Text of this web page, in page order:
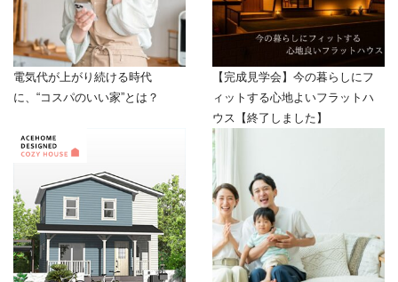
電気代が上がり続ける時代
に、“コスパのいい家”とは？
【完成見学会】今の暮らしにフ
ィットする心地よいフラットハ
ウス【終了しました】